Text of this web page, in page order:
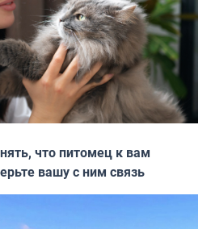
что питомец к вам
вашу с ним связь